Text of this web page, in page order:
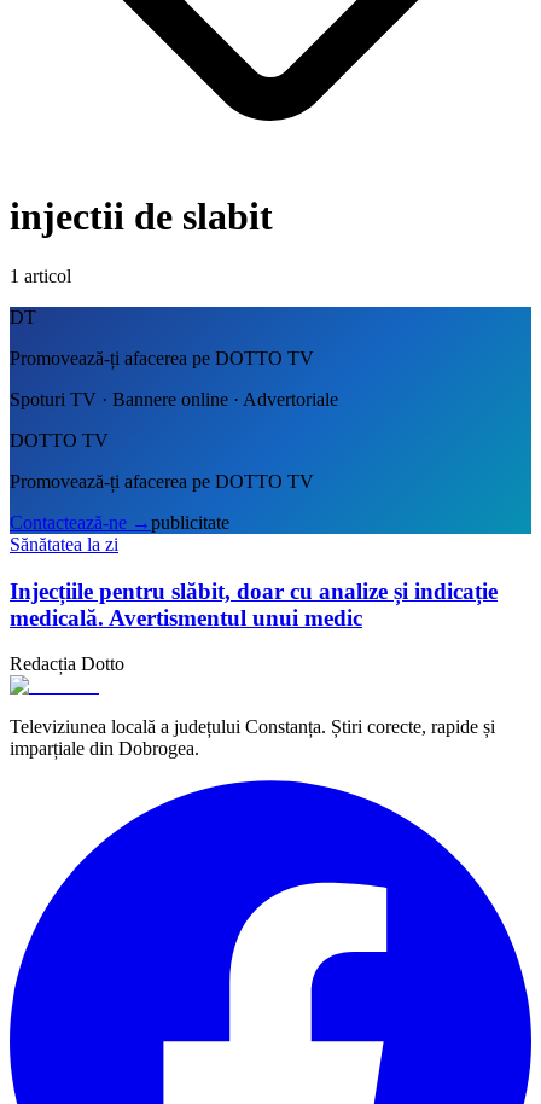
injectii de slabit
1 articol
DT
Promovează-ți afacerea pe DOTTO TV
Spoturi TV · Bannere online · Advertoriale
DOTTO TV
Promovează-ți afacerea pe DOTTO TV
Contactează-ne →publicitate
Sănătatea la zi
Injecțiile pentru slăbit, doar cu analize și indicație
medicală. Avertismentul unui medic
Redacția Dotto
Televiziunea locală a județului Constanța. Știri corecte, rapide și
imparțiale din Dobrogea.